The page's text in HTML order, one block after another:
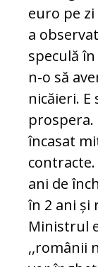
euro pe zi
a
speculă în
n-o să
nicăieri.
prospera.
încasat
ani de
în 2 ani și
Ministrul
,,românii